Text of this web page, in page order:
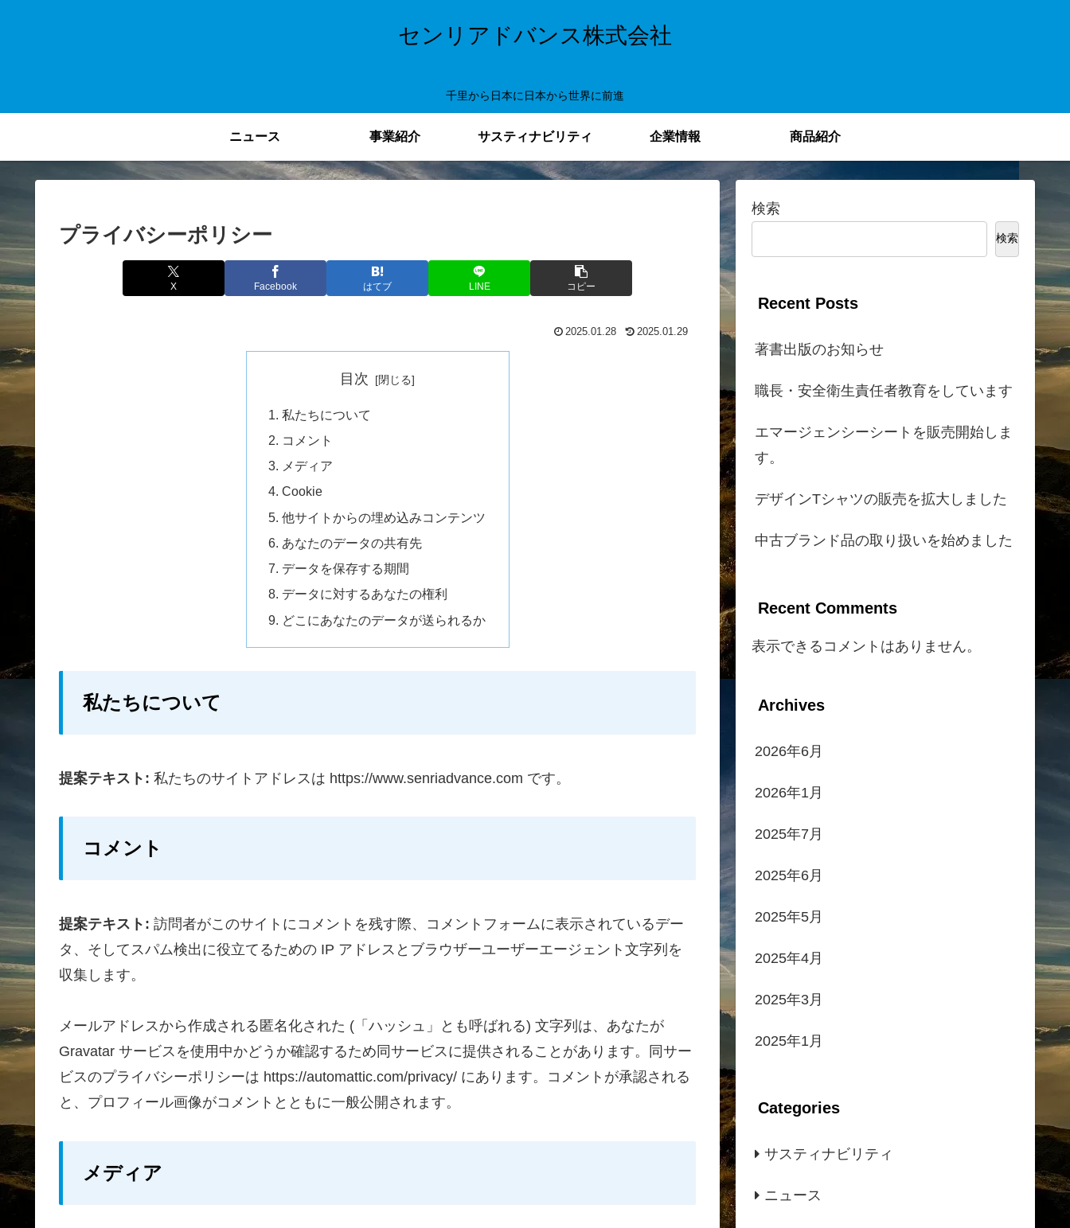
センリアドバンス株式会社
千里から日本に日本から世界に前進
ニュース 事業紹介 サスティナビリティ 企業情報 商品紹介
プライバシーポリシー
X Facebook はてブ LINE コピー
2025.01.28 2025.01.29
目次
私たちについて
コメント
メディア
Cookie
他サイトからの埋め込みコンテンツ
あなたのデータの共有先
データを保存する期間
データに対するあなたの権利
どこにあなたのデータが送られるか
私たちについて
提案テキスト: 私たちのサイトアドレスは https://www.senriadvance.com です。
コメント
提案テキスト: 訪問者がこのサイトにコメントを残す際、コメントフォームに表示されているデー
タ、そしてスパム検出に役立てるための IP アドレスとブラウザーユーザーエージェント文字列を
収集します。
メールアドレスから作成される匿名化された (「ハッシュ」とも呼ばれる) 文字列は、あなたが
Gravatar サービスを使用中かどうか確認するため同サービスに提供されることがあります。同サー
ビスのプライバシーポリシーは https://automattic.com/privacy/ にあります。コメントが承認される
と、プロフィール画像がコメントとともに一般公開されます。
メディア
検索
検索
Recent Posts
著書出版のお知らせ
職長・安全衛生責任者教育をしています
エマージェンシーシートを販売開始しま
す。
デザインTシャツの販売を拡大しました
中古ブランド品の取り扱いを始めました
Recent Comments
表示できるコメントはありません。
Archives
2026年6月
2026年1月
2025年7月
2025年6月
2025年5月
2025年4月
2025年3月
2025年1月
Categories
サスティナビリティ
ニュース